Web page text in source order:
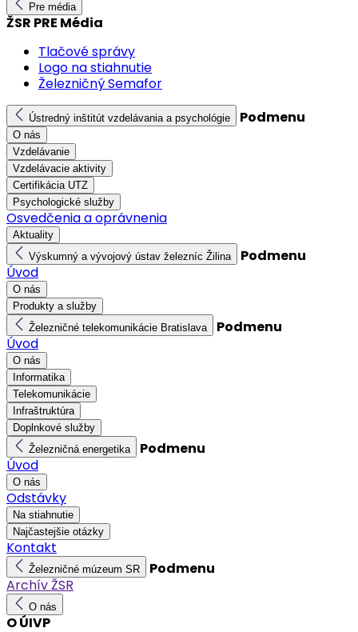
Pre média
ŽSR PRE Média
Tlačové správy
Logo na stiahnutie
Železničný Semafor
Ústredný inštitút vzdelávania a psychológie Podmenu
O nás
Vzdelávanie
Vzdelávacie aktivity
Certifikácia UTZ
Psychologické služby
Osvedčenia a oprávnenia
Aktuality
Výskumný a vývojový ústav železníc Žilina
Podmenu
Úvod
O nás
Produkty a služby
Železničné telekomunikácie Bratislava
Podmenu
Úvod
O nás
Informatika
Telekomunikácie
Infraštruktúra
Doplnkové služby
Železničná energetika
Podmenu
Úvod
O nás
Odstávky
Na stiahnutie
Najčastejšie otázky
Kontakt
Železničné múzeum SR
Podmenu
Archív ŽSR
O nás
O ÚIVP